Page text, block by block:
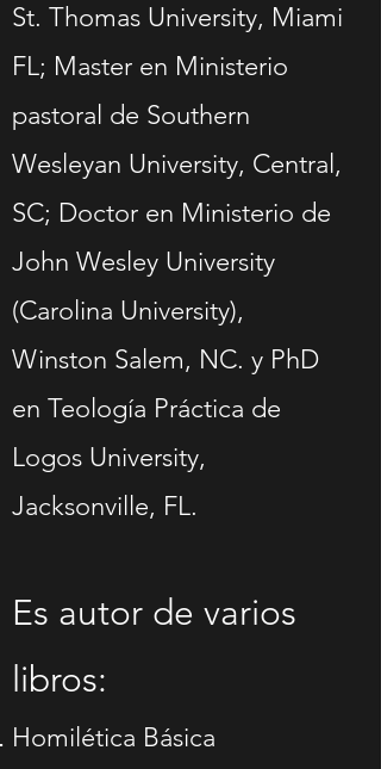
St. Thomas University, Miami
FL; Master en Ministerio
pastoral de Southern
Wesleyan University, Central,
SC; Doctor en Ministerio de
John Wesley University
(Carolina University),
Winston Salem, NC. y PhD
en Teología Práctica de
Logos University,
Jacksonville, FL.
Es autor de varios
libros:
Homilética Básica